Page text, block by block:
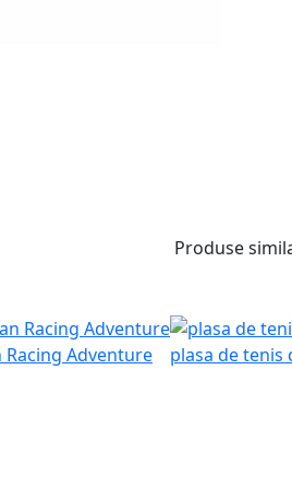
Produse
Racing Adventure plasa de tenis